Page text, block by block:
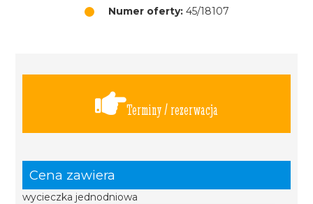
Numer oferty:45/18107
Terminy / rezerwacja
Cena zawiera
wycieczka jednodniowa